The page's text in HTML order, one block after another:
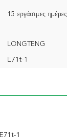
15 εργάσιμες ημέρες
LONGTENG
E71t-1
E71t-1